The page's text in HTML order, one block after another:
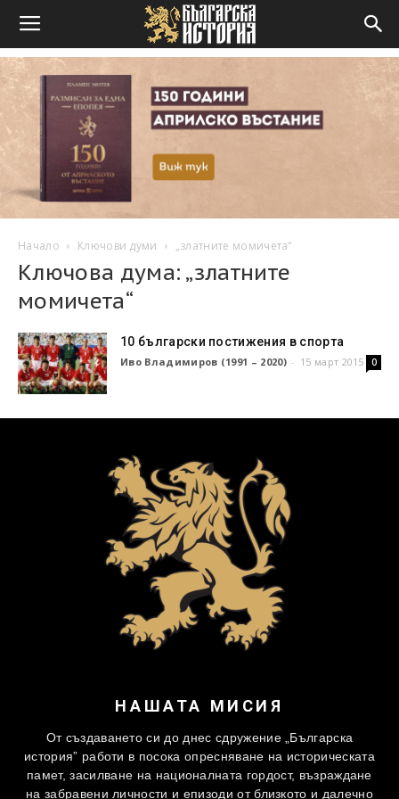
Начало Ключови думи „златните момичета“
Ключова дума: „златните
момичета“
10 български постижения в спорта
Иво Владимиров (1991 – 2020) - 15 март 2015 0
НАШАТА МИСИЯ
От създаването си до днес сдружение „Българска
история” работи в посока опресняване на историческата
памет, засилване на националната гордост, възраждане
на забравени личности и епизоди от близкото и далечно